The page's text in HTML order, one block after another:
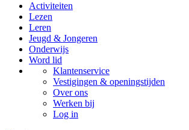
Activiteiten
Lezen
Leren
Jeugd & Jongeren
Onderwijs
Word lid
Klantenservice
Vestigingen & openingstijden
Over ons
Werken bij
Log in